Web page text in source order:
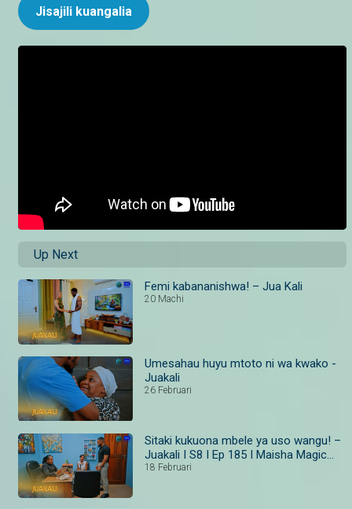
Jisajili kuangalia
Up Next
Femi kabananishwa! – Jua Kali
20 Machi
Umesahau huyu mtoto ni wa kwako -
Juakali
26 Februari
Sitaki kukuona mbele ya uso wangu! –
Juakali I S8 I Ep 185 I Maisha Magic
Bongo
18 Februari